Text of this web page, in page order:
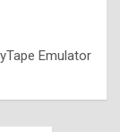
Emulator